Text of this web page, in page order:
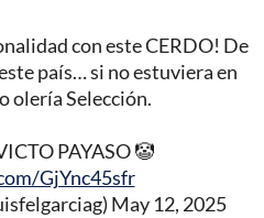
con este CERDO! De
país… si no estuviera en
olería Selección.
PAYASO 🤡
GjYnc45sfr
May 12, 2025